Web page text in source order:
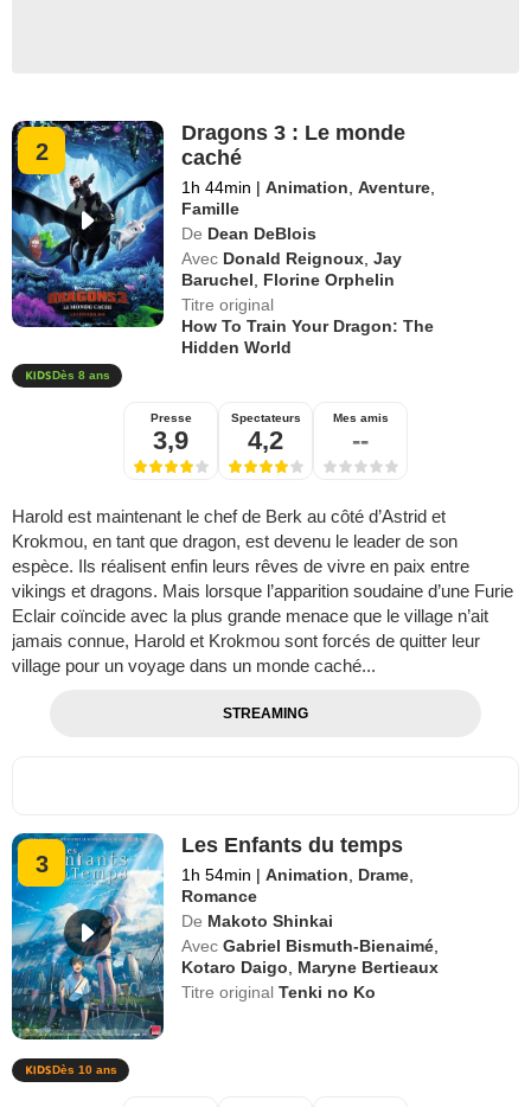
2
Dragons 3 : Le monde
caché
1h 44min | Animation ,Aventure
Famille
De Dean DeBlois
Avec Donald Reignoux ,Jay
Baruchel
Florine Orphelin
Titre original
How To Train Your Dragon: The
Hidden World
Dès 8 ans
Presse
3,9
Spectateurs
4,2
Mes amis
--
Harold est maintenant le chef de Berk au côté d’Astrid et
Krokmou, en tant que dragon, est devenu le leader de son
espèce. Ils réalisent enfin leurs rêves de vivre en paix entre
vikings et dragons. Mais lorsque l’apparition soudaine d’une Furie
Eclair coïncide avec la plus grande menace que le village n’ait
jamais connue, Harold et Krokmou sont forcés de quitter leur
village pour un voyage dans un monde caché...
STREAMING
3
Les Enfants du temps
1h 54min | Animation Drame
Romance
De Makoto Shinkai
Avec Gabriel Bismuth-Bienaimé
Kotaro Daigo
Maryne Bertieaux
Titre originalTenki no Ko
Dès 10 ans